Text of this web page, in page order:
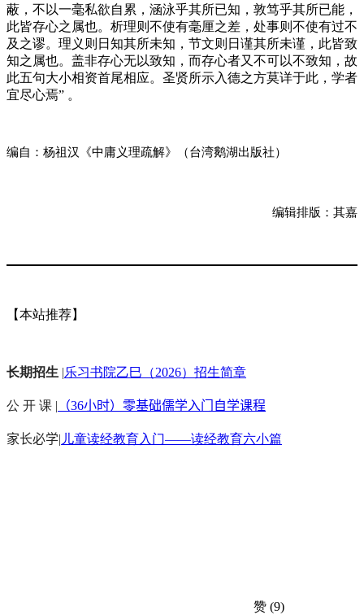
蔽，不以一毫私欲自累，涵泳乎其所已知，敦笃乎其所已能，
此皆存心之属也。析理则不使有毫厘之差，处事则不使有过不
及之谬。理义则日知其所未知，节文则日谨其所未谨，此皆致
知之属也。盖非存心无以致知，而存心者又不可以不致知，故
此五句大小相资首尾相应。圣贤所示入德之方莫详于此，学者
宜尽心焉” 。
编自：杨祖汉《中庸义理疏解》（台湾鹅湖出版社）
编辑排版：其嘉
【本站推荐】
长期招生 |乐习书院乙巳（2026）招生简章
公 开 课 | （36小时）零基础儒学入门自学课程
家长必学| 儿童读经教育入门——读经教育六小篇
赞 (9)